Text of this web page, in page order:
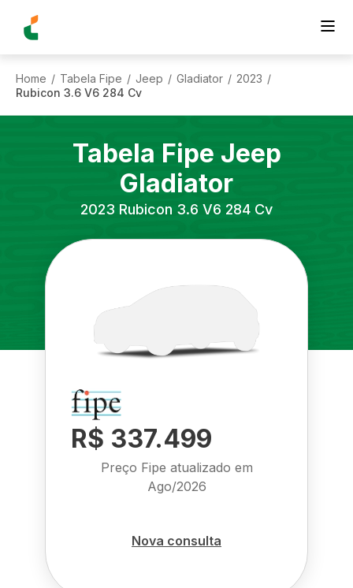
Home / Tabela Fipe / Jeep / Gladiator / 2023 /
Rubicon 3.6 V6 284 Cv
Tabela Fipe Jeep
Gladiator
2023 Rubicon 3.6 V6 284 Cv
R$ 337.499
Preço Fipe atualizado em
Ago/2026
Nova consulta